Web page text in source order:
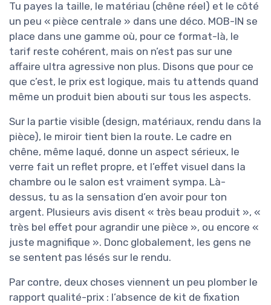
Tu payes la taille, le matériau (chêne réel) et le côté
un peu « pièce centrale » dans une déco. MOB-IN se
place dans une gamme où, pour ce format-là, le
tarif reste cohérent, mais on n’est pas sur une
affaire ultra agressive non plus. Disons que pour ce
que c’est, le prix est logique, mais tu attends quand
même un produit bien abouti sur tous les aspects.
Sur la partie visible (design, matériaux, rendu dans la
pièce), le miroir tient bien la route. Le cadre en
chêne, même laqué, donne un aspect sérieux, le
verre fait un reflet propre, et l’effet visuel dans la
chambre ou le salon est vraiment sympa. Là-
dessus, tu as la sensation d’en avoir pour ton
argent. Plusieurs avis disent « très beau produit », «
très bel effet pour agrandir une pièce », ou encore «
juste magnifique ». Donc globalement, les gens ne
se sentent pas lésés sur le rendu.
Par contre, deux choses viennent un peu plomber le
rapport qualité-prix : l’absence de kit de fixation